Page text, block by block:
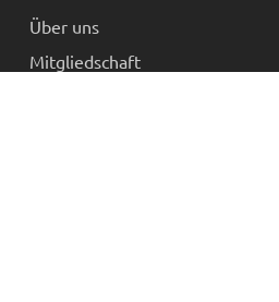
Über uns
Mitgliedschaft